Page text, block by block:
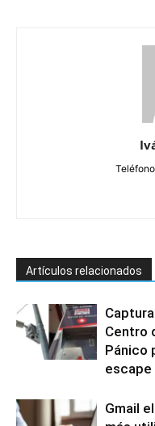
Artículos relacionados
Centro
Pánico
escape
Gmail